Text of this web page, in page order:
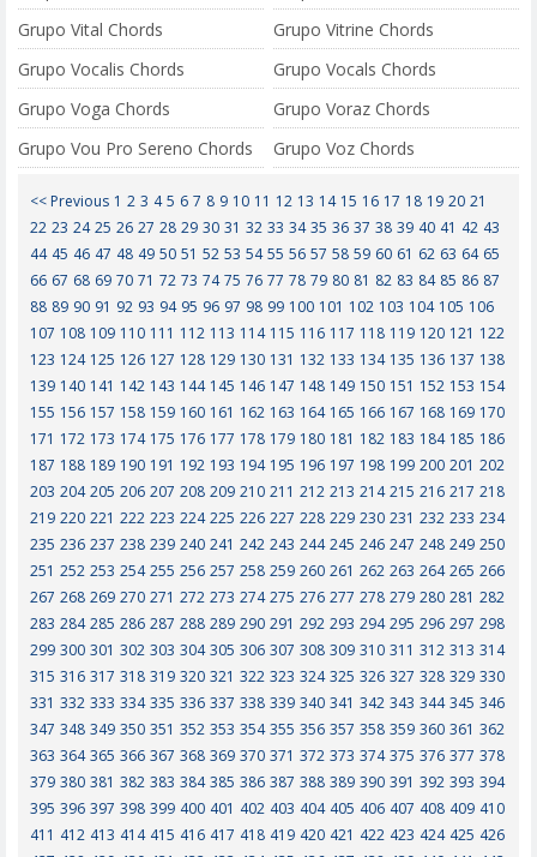
Grupo Vital Chords
Grupo Vitrine Chords
Grupo Vocalis Chords
Grupo Vocals Chords
Grupo Voga Chords
Grupo Voraz Chords
Grupo Vou Pro Sereno Chords
Grupo Voz Chords
<< Previous 1 2 3 4 5 6 7 8 9 10 11 12 13 14 15 16 17 18 19 20 21
22 23 24 25 26 27 28 29 30 31 32 33 34 35 36 37 38 39 40 41 42 43
44 45 46 47 48 49 50 51 52 53 54 55 56 57 58 59 60 61 62 63 64 65
66 67 68 69 70 71 72 73 74 75 76 77 78 79 80 81 82 83 84 85 86 87
88 89 90 91 92 93 94 95 96 97 98 99 100 101 102 103 104 105 106
107 108 109 110 111 112 113 114 115 116 117 118 119 120 121 122
123 124 125 126 127 128 129 130 131 132 133 134 135 136 137 138
139 140 141 142 143 144 145 146 147 148 149 150 151 152 153 154
155 156 157 158 159 160 161 162 163 164 165 166 167 168 169 170
171 172 173 174 175 176 177 178 179 180 181 182 183 184 185 186
187 188 189 190 191 192 193 194 195 196 197 198 199 200 201 202
203 204 205 206 207 208 209 210 211 212 213 214 215 216 217 218
219 220 221 222 223 224 225 226 227 228 229 230 231 232 233 234
235 236 237 238 239 240 241 242 243 244 245 246 247 248 249 250
251 252 253 254 255 256 257 258 259 260 261 262 263 264 265 266
267 268 269 270 271 272 273 274 275 276 277 278 279 280 281 282
283 284 285 286 287 288 289 290 291 292 293 294 295 296 297 298
299 300 301 302 303 304 305 306 307 308 309 310 311 312 313 314
315 316 317 318 319 320 321 322 323 324 325 326 327 328 329 330
331 332 333 334 335 336 337 338 339 340 341 342 343 344 345 346
347 348 349 350 351 352 353 354 355 356 357 358 359 360 361 362
363 364 365 366 367 368 369 370 371 372 373 374 375 376 377 378
379 380 381 382 383 384 385 386 387 388 389 390 391 392 393 394
395 396 397 398 399 400 401 402 403 404 405 406 407 408 409 410
411 412 413 414 415 416 417 418 419 420 421 422 423 424 425 426